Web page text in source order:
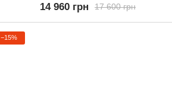
17 600 грн
14 960 грн
−15%